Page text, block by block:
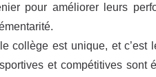
pour améliorer leurs
collège est unique, et
et compétitives